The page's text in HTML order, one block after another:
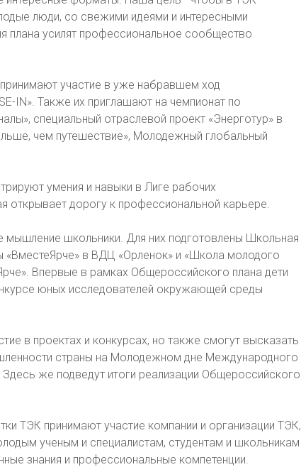
люди, со свежими идеями и интересными
плана усилят профессиональное сообщество
участие в уже набравшем ход
IN». Также их приглашают на чемпионат по
специальный отраслевой проект «Энерготур» в
чем путешествие», Молодежный глобальный
умения и навыки в Лиге рабочих
открывает дорогу к профессиональной карьере.
мышление школьники. Для них подготовлены Школьная
«ВместеЯрче» в ВДЦ «Орленок» и «Школа молодого
Впервые в рамках Общероссийского плана дети
юных исследователей окружающей среды
в проектах и конкурсах, но также смогут высказать
страны на Молодежном дне Международного
же подведут итоги реализации Общероссийского
ТЭК принимают участие компании и организации ТЭК,
ученым и специалистам, студентам и школьникам
знания и профессиональные компетенции.